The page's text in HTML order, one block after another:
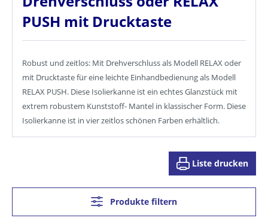
PUSH mit Drucktaste
Robust und zeitlos: Mit Drehverschluss als Modell RELAX oder
mit Drucktaste für eine leichte Einhandbedienung als Modell
RELAX PUSH. Diese Isolierkanne ist ein echtes Glanzstück mit
extrem robustem Kunststoff- Mantel in klassischer Form. Diese
Isolierkanne ist in vier zeitlos schönen Farben erhältlich.
Liste drucken
Produkte filtern